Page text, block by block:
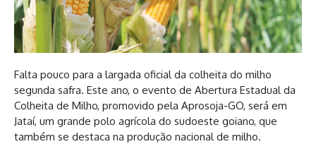
Falta pouco para a largada oficial da colheita do milho
segunda safra. Este ano, o evento de Abertura Estadual da
Colheita de Milho, promovido pela Aprosoja-GO, será em
Jataí, um grande polo agrícola do sudoeste goiano, que
também se destaca na produção nacional de milho.